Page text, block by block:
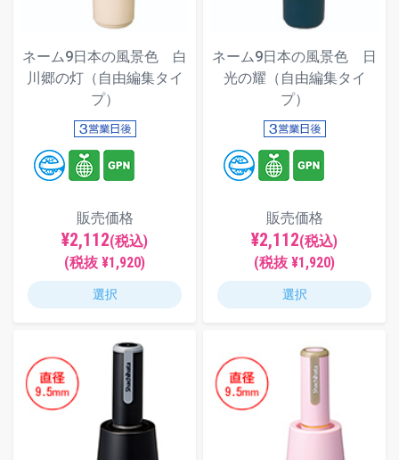
ネーム9日本の風景色 白
川郷の灯（自由編集タイ
プ）
販売価格
¥2,112(税込)
(税抜 ¥1,920)
選択
ネーム9日本の風景色 日
光の耀（自由編集タイ
プ）
販売価格
¥2,112(税込)
(税抜 ¥1,920)
選択